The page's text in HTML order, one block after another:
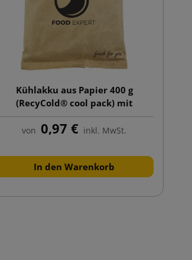
Kühlakku aus Papier 400 g
(RecyCold® cool pack) mit
Aufdruck
von 0,97 € inkl. MwSt.
In den Warenkorb